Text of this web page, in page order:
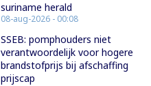
suriname herald
08-aug-2026 - 00:08
SSEB: pomphouders niet
verantwoordelijk voor hogere
brandstofprijs bij afschaffing
prijscap